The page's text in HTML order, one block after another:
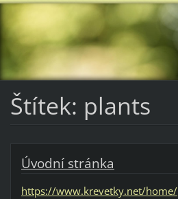
Štítek: plants
Úvodní stránka
https://www.krevetky.net/home/